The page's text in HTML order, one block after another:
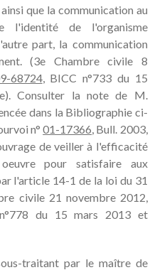
que la communication au
l'identité de l'organisme
part, la communication
(3e Chambre civile 8
68724, BICC n°733 du 15
Consulter la note de M.
dans la Bibliographie ci-
n°01-17366, Bull. 2003,
de veiller à l'efficacité
pour satisfaire aux
l'article 14-1 de la loi du 31
civile 21 novembre 2012,
du 15 mars 2013 et
traitant par le maître de